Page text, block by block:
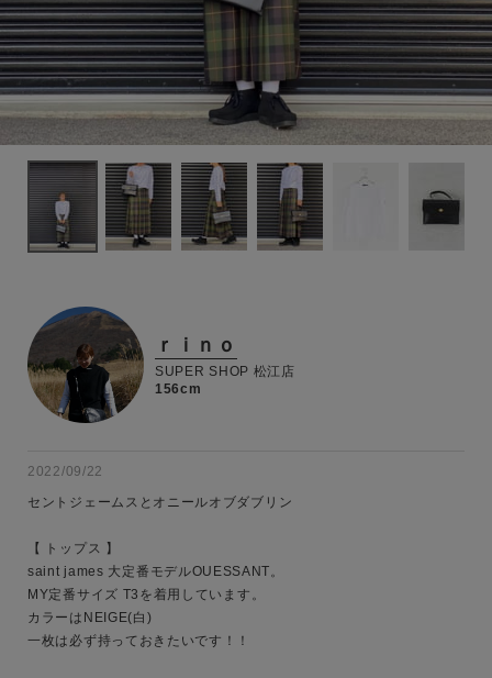
ｒｉｎｏ
SUPER SHOP 松江店
156cm
2022/09/22
セントジェームスとオニールオブダブリン
【 トップス 】
saint james 大定番モデルOUESSANT。
MY定番サイズ T3を着用しています。
カラーはNEIGE(白)
一枚は必ず持っておきたいです！！